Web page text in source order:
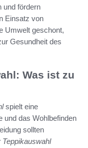
und fördern
Einsatz von
Umwelt geschont,
Gesundheit des
Was ist zu
spielt eine
und das Wohlbefinden
sollten